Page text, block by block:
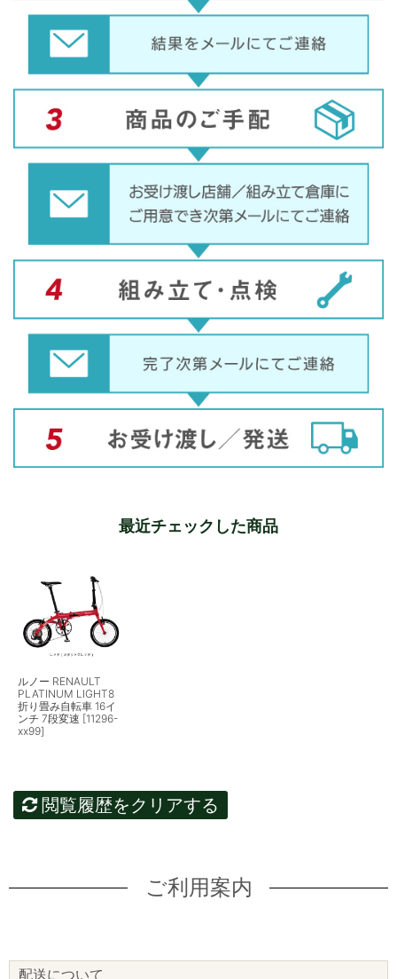
最近チェックした商品
ルノー RENAULT
PLATINUM LIGHT8
折り畳み自転車 16イ
ンチ 7段変速 [11296-
xx99]
閲覧履歴をクリアする
ご利用案内
配送について